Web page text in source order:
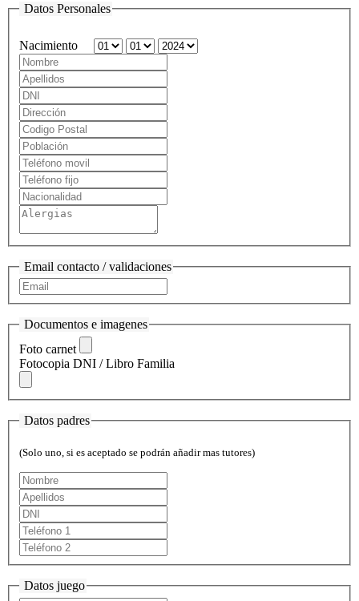
Datos Personales
Nacimiento
Email contacto / validaciones
Documentos e imagenes
Foto carnet
Fotocopia DNI / Libro Familia
Datos padres
(Solo uno, si es aceptado se podrán añadir mas tutores)
Datos juego